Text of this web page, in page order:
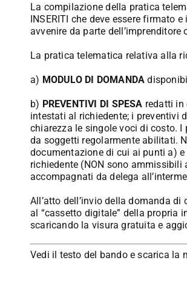
La compilazione della pratica
INSERITI che deve essere firmato
avvenire da parte dell’imprenditore
La pratica telematica relativa alla
a) MODULO DI DOMANDA
b) PREVENTIVI DI SPESA redatti in
intestati al richiedente; i preventivi
chiarezza le singole voci di costo.
da soggetti regolarmente abilitati.
documentazione di cui ai punti a)
richiedente (NON sono
accompagnati da delega
All’atto dell’invio della domanda
al “cassetto digitale” della propria
scaricando la visura gratuita e
Vedi il testo del bando e scarica la